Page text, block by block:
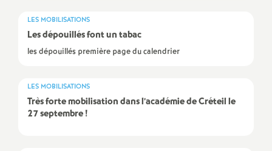
r
LES MOBILISATIONS
Les dépouillés font un tabac
les dépouillés première page du calendrier
LES MOBILISATIONS
Très forte mobilisation dans l’académie de Créteil le
27 septembre!